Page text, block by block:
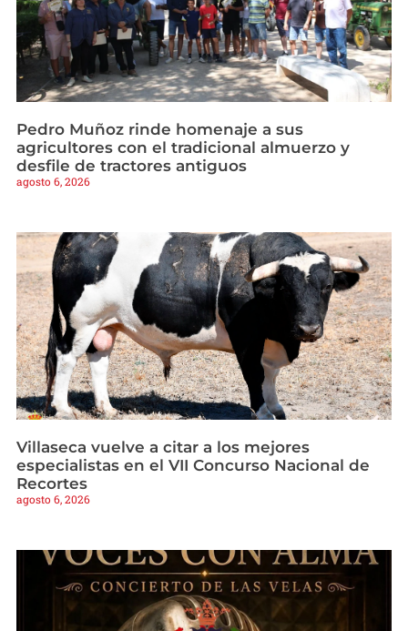
Pedro Muñoz rinde homenaje a sus
agricultores con el tradicional almuerzo y
desfile de tractores antiguos
agosto 6, 2026
Villaseca vuelve a citar a los mejores
especialistas en el VII Concurso Nacional de
Recortes
agosto 6, 2026